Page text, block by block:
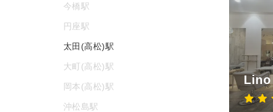
Lino
今橋駅
円座駅
太田(高松)駅
大町(高松)駅
岡本(高松)駅
沖松島駅